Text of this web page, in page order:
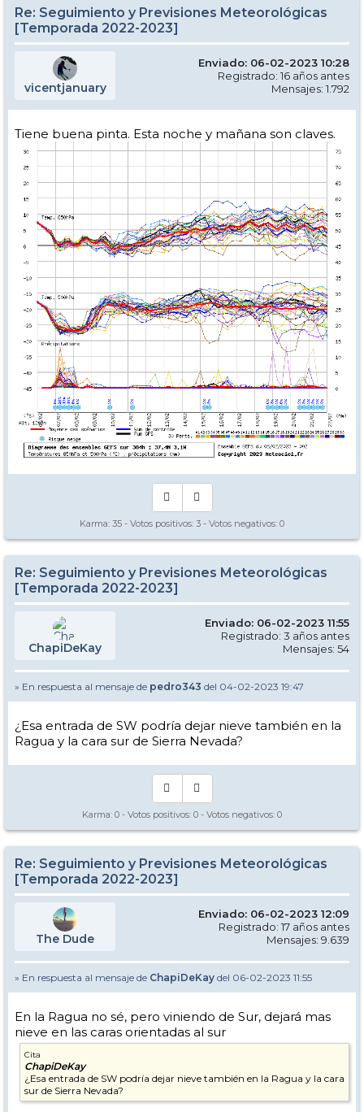
Re: Seguimiento y Previsiones Meteorológicas
[Temporada 2022-2023]
vicentjanuary
Enviado: 06-02-2023 10:28
Registrado: 16 años antes
Mensajes: 1.792
Tiene buena pinta. Esta noche y mañana son claves.
Karma: 35 - Votos positivos: 3 - Votos negativos: 0
Re: Seguimiento y Previsiones Meteorológicas
[Temporada 2022-2023]
ChapiDeKay
Enviado: 06-02-2023 11:55
Registrado: 3 años antes
Mensajes: 54
» En respuesta al mensaje de pedro343 del 04-02-2023 19:47
¿Esa entrada de SW podría dejar nieve también en la
Ragua y la cara sur de Sierra Nevada?
Karma: 0 - Votos positivos: 0 - Votos negativos: 0
Re: Seguimiento y Previsiones Meteorológicas
[Temporada 2022-2023]
The Dude
Enviado: 06-02-2023 12:09
Registrado: 17 años antes
Mensajes: 9.639
» En respuesta al mensaje de ChapiDeKay del 06-02-2023 11:55
En la Ragua no sé, pero viniendo de Sur, dejará mas
nieve en las caras orientadas al sur
Cita
ChapiDeKay
¿Esa entrada de SW podría dejar nieve también en la Ragua y la cara
sur de Sierra Nevada?